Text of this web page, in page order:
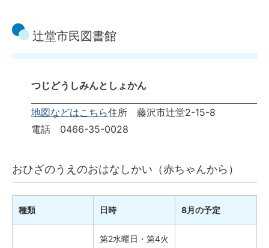
辻堂市民図書館
つじどうしみんとしょかん
地図などはこちら住所 藤沢市辻堂2-15-8
電話 0466-35-0028
おひざのうえのおはなしかい（赤ちゃんから）
種類 日時 8月の予定
第2水曜日・第4火